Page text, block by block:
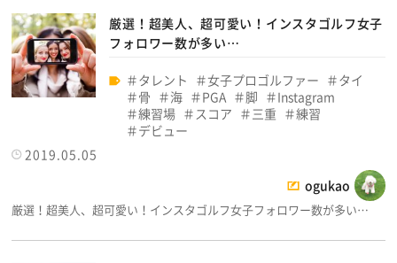
厳選！超美人、超可愛い！インスタゴルフ女子
フォロワー数が多い…
タレント 女子プロゴルファー
タイ
骨
海 PGA 脚
Instagram
練習場
スコア 三重
練習
デビュー
2019.05.05
ogukao
厳選！超美人、超可愛い！インスタゴルフ女子フォロワー数が多い…